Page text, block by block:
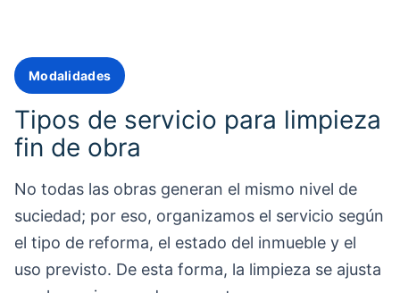
Modalidades
Tipos de servicio para limpieza
fin de obra
No todas las obras generan el mismo nivel de
suciedad; por eso, organizamos el servicio según
el tipo de reforma, el estado del inmueble y el
uso previsto. De esta forma, la limpieza se ajusta